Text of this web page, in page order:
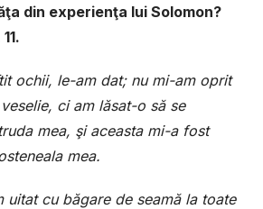
din experienţa lui Solomon?
ochii, le-am dat; nu mi-am oprit
ci am lăsat-o să se
mea, şi aceasta mi-a fost
la mea.
uitat cu băgare de seamă la toate